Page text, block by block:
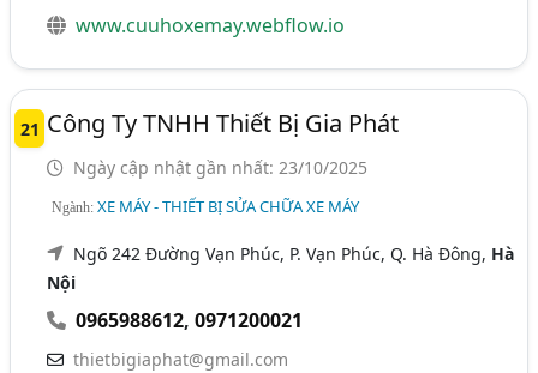
www.cuuhoxemay.webflow.io
21 Công Ty TNHH Thiết Bị Gia Phát
Ngày cập nhật gần nhất: 23/10/2025
Ngành:XE MÁY - THIẾT BỊ SỬA CHỮA XE MÁY
Ngõ 242 Đường Vạn Phúc, P. Vạn Phúc, Q. Hà Đông, Hà
Nội
0965988612,0971200021
thietbigiaphat@gmail.com